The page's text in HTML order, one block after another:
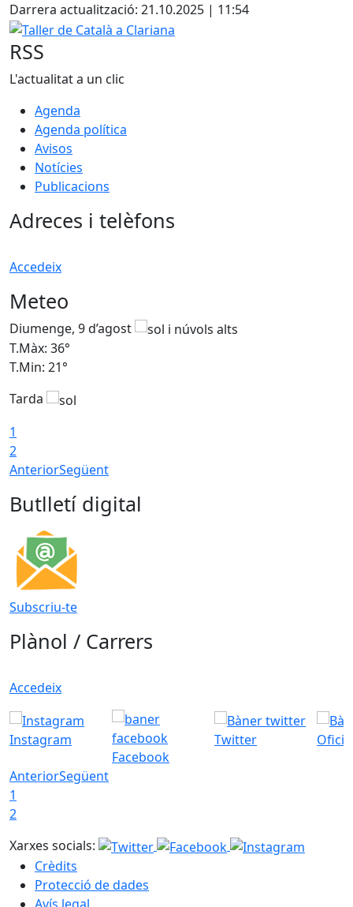
Darrera actualització: 21.10.2025 | 11:54
Taller de Català a Clariana
RSS
L'actualitat a un clic
Agenda
Agenda política
Avisos
Notícies
Publicacions
Adreces i telèfons
Accedeix
Meteo
Diumenge, 9 d’agost
T.Màx: 36°
T.Min: 21°
Tarda
1
2
AnteriorSegüent
Butlletí digital
Subscriu-te
Plànol / Carrers
Accedeix
Instagram
Facebook
Twitter
AnteriorSegüent
1
2
Xarxes socials:
Crèdits
Protecció de dades